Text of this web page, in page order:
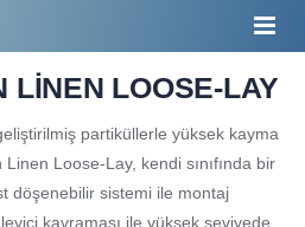
LİNEN LOOSE-LAY
partiküllerle yüksek kayma
Loose-Lay, kendi sınıfında bir
döşenebilir sistemi ile montaj
kavraması ile yüksek seviyede